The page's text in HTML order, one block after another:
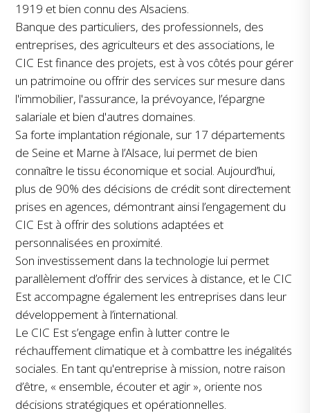
1919 et bien connu des Alsaciens.
Banque des particuliers, des professionnels, des
entreprises, des agriculteurs et des associations, le
CIC Est finance des projets, est à vos côtés pour gérer
un patrimoine ou offrir des services sur mesure dans
l'immobilier, l'assurance, la prévoyance, l’épargne
salariale et bien d'autres domaines.
Sa forte implantation régionale, sur 17 départements
de Seine et Marne à l’Alsace, lui permet de bien
connaître le tissu économique et social. Aujourd’hui,
plus de 90% des décisions de crédit sont directement
prises en agences, démontrant ainsi l’engagement du
CIC Est à offrir des solutions adaptées et
personnalisées en proximité.
Son investissement dans la technologie lui permet
parallèlement d’offrir des services à distance, et le CIC
Est accompagne également les entreprises dans leur
développement à l’international.
Le CIC Est s’engage enfin à lutter contre le
réchauffement climatique et à combattre les inégalités
sociales. En tant qu'entreprise à mission, notre raison
d’être, « ensemble, écouter et agir », oriente nos
décisions stratégiques et opérationnelles.